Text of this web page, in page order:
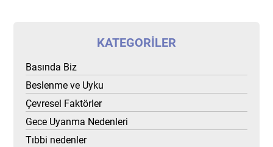
KATEGORILER
Basında Biz
Beslenme ve Uyku
Çevresel Faktörler
Gece Uyanma Nedenleri
Tıbbi nedenler